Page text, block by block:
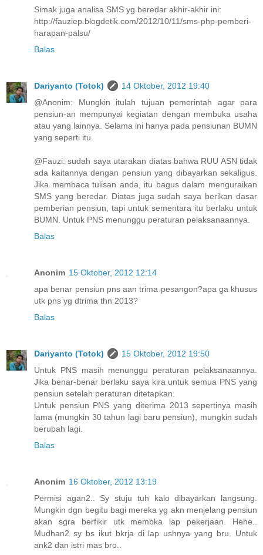
Simak juga analisa SMS yg beredar akhir-akhir ini:
http://fauziep.blogdetik.com/2012/10/11/sms-php-pemberi-
harapan-palsu/
Balas
Dariyanto (Totok)
14 Oktober, 2012 19:40
@Anonim: Mungkin itulah tujuan pemerintah agar para
pensiun-an mempunyai kegiatan dengan membuka usaha
atau yang lainnya. Selama ini hanya pada pensiunan BUMN
yang seperti itu.
@Fauzi: sudah saya utarakan diatas bahwa RUU ASN tidak
ada kaitannya dengan pensiun yang dibayarkan sekaligus.
Jika membaca tulisan anda, itu bagus dalam menguraikan
SMS yang beredar. Diatas juga sudah saya berikan dasar
pemberian pensiun, tapi untuk sementara itu berlaku untuk
BUMN. Untuk PNS menunggu peraturan pelaksanaannya.
Balas
Anonim 15 Oktober, 2012 12:14
apa benar pensiun pns aan trima pesangon?apa ga khusus
utk pns yg dtrima thn 2013?
Balas
Dariyanto (Totok)
15 Oktober, 2012 19:50
Untuk PNS masih menunggu peraturan pelaksanaannya.
Jika benar-benar berlaku saya kira untuk semua PNS yang
pensiun setelah peraturan ditetapkan.
Untuk pensiun PNS yang diterima 2013 sepertinya masih
lama (mungkin 30 tahun lagi baru pensiun), mungkin sudah
berubah lagi.
Balas
Anonim 16 Oktober, 2012 13:19
Permisi agan2.. Sy stuju tuh kalo dibayarkan langsung.
Mungkin dgn begitu bagi mereka yg akn menjelang pensiun
akan sgra berfikir utk membka lap pekerjaan. Hehe..
Mudhan2 sy bs ikut bkrja di lap ushnya yang bru. Untuk
ank2 dan istri mas bro..